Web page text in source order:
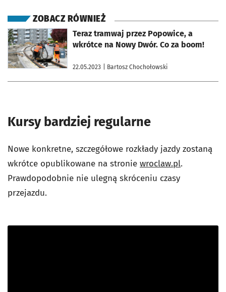
ZOBACZ RÓWNIEŻ
Teraz tramwaj przez Popowice, a
wkrótce na Nowy Dwór. Co za boom!
22.05.2023 | Bartosz Chochołowski
otworzy się w nowej karcie
Kursy bardziej regularne
Nowe konkretne, szczegółowe rozkłady jazdy zostaną
wkrótce opublikowane na stronie wroclaw.pl.
Prawdopodobnie nie ulegną skróceniu czasy
przejazdu.